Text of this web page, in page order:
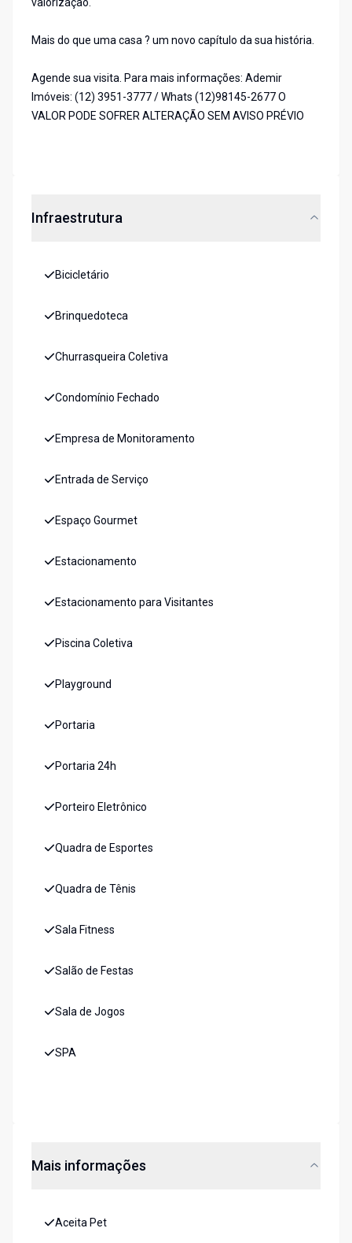
valorização.
Mais do que uma casa ? um novo capítulo da sua história.
Agende sua visita. Para mais informações: Ademir
Imóveis: (12) 3951-3777 / Whats (12)98145-2677 O
VALOR PODE SOFRER ALTERAÇÃO SEM AVISO PRÉVIO
Infraestrutura
Bicicletário
Brinquedoteca
Churrasqueira Coletiva
Condomínio Fechado
Empresa de Monitoramento
Entrada de Serviço
Espaço Gourmet
Estacionamento
Estacionamento para Visitantes
Piscina Coletiva
Playground
Portaria
Portaria 24h
Porteiro Eletrônico
Quadra de Esportes
Quadra de Tênis
Sala Fitness
Salão de Festas
Sala de Jogos
SPA
Mais informações
Aceita Pet